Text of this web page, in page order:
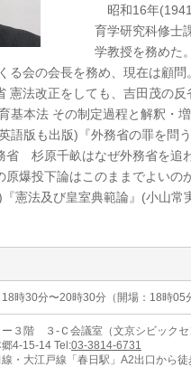
昭和16年
育学研究科修士
学教授を務めた
る会の会長を務め、現在は顧問。
法改正をしても、吉田茂の
本法 その制定過程と解釈・
語版も出版)『外務省の罪を問
省 杉原千畝はなぜ外務省を追
原爆投下論はこのままでよいの
憲法及び皇室典範論』(小山常
時30分〜20時30分（開場：18時05
３階 ３-Ｃ会議室（文京シビックセ
4-15-14 Tel:03-3814-6731
・大江戸線「春日駅」A2出口から